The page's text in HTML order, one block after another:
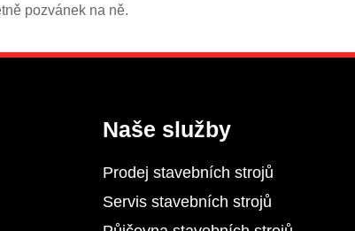
pozvánek na ně.
Naše služby
Prodej stavebních strojů
Servis stavebních strojů